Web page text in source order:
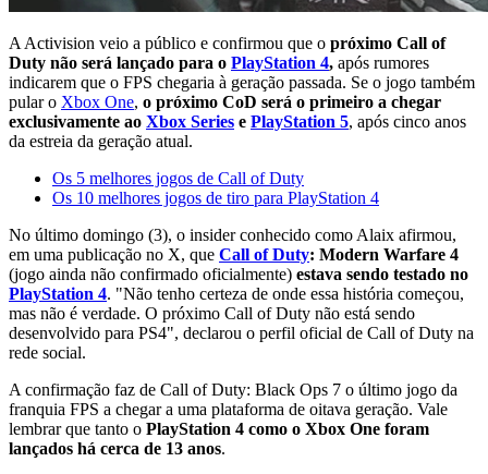
A Activision veio a público e confirmou que o próximo Call of
Duty não será lançado para o PlayStation 4, após rumores
indicarem que o FPS chegaria à geração passada. Se o jogo também
pular o Xbox One, o próximo CoD será o primeiro a chegar
exclusivamente ao Xbox Series e PlayStation 5, após cinco anos
da estreia da geração atual.
Os 5 melhores jogos de Call of Duty
Os 10 melhores jogos de tiro para PlayStation 4
No último domingo (3), o insider conhecido como Alaix afirmou,
em uma publicação no X, que Call of Duty: Modern Warfare 4
(jogo ainda não confirmado oficialmente) estava sendo testado no
PlayStation 4. "Não tenho certeza de onde essa história começou,
mas não é verdade. O próximo Call of Duty não está sendo
desenvolvido para PS4", declarou o perfil oficial de Call of Duty na
rede social.
A confirmação faz de Call of Duty: Black Ops 7 o último jogo da
franquia FPS a chegar a uma plataforma de oitava geração. Vale
lembrar que tanto o PlayStation 4 como o Xbox One foram
lançados há cerca de 13 anos.